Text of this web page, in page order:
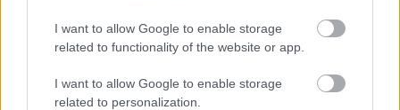
I want to allow Google to enable storage
related to functionality of the website or app.
I want to allow Google to enable storage
related to personalization.